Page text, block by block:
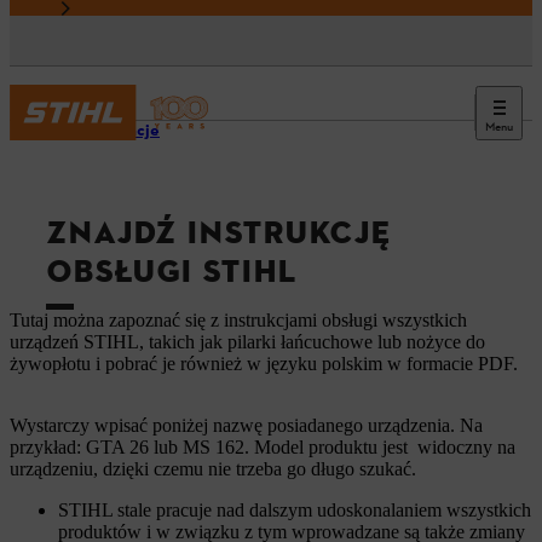
Menu
Informacje
ZNAJDŹ INSTRUKCJĘ
OBSŁUGI STIHL
Tutaj można zapoznać się z instrukcjami obsługi wszystkich
urządzeń STIHL, takich jak pilarki łańcuchowe lub nożyce do
żywopłotu i pobrać je również w języku polskim w formacie PDF.
Wystarczy wpisać poniżej nazwę posiadanego urządzenia. Na
przykład: GTA 26 lub MS 162. Model produktu jest widoczny na
urządzeniu, dzięki czemu nie trzeba go długo szukać.
STIHL stale pracuje nad dalszym udoskonalaniem wszystkich
produktów i w związku z tym wprowadzane są także zmiany